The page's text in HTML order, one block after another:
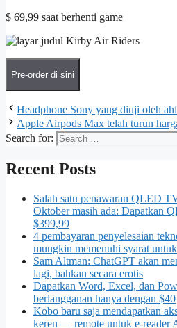
$ 69,99 saat berhenti game
Pre-order di sini
Headphone Sony yang diuji oleh
Apple Airpods Max telah turun
Search for:
Recent Posts
Salah satu penawaran QLED
Oktober masih ada: Dapatkan
$399,99
4 pembayaran penyelesaian
mungkin memenuhi syarat
Sam Altman: ChatGPT akan
lagi, bahkan secara erotis
Dapatkan Word, Excel, dan
berlangganan hanya dengan $40
Kobo baru saja mendapatkan
keren — remote untuk e-reader